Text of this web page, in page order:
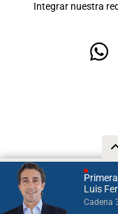
Luis
Cadena
Integrar nuestra